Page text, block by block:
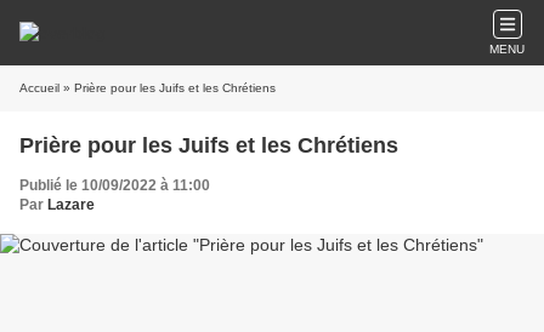
MENU
Accueil » Prière pour les Juifs et les Chrétiens
Prière pour les Juifs et les Chrétiens
Publié le 10/09/2022 à 11:00
Par Lazare